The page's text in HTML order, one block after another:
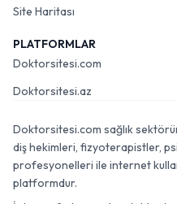
Site Haritası
PLATFORMLAR
Doktorsitesi.com
Doktorsitesi.az
Doktorsitesi.com sağlık
diş hekimleri, fizyoterapistler,
profesyonelleri ile internet
platformdur.